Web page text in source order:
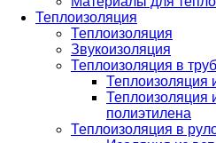
Теплоизоляция
Теплоизоляция
Звукоизоляция
Теплоизоляция в
Теплоизоляция
Теплоизоляция
полиэтилена
Теплоизоляция в